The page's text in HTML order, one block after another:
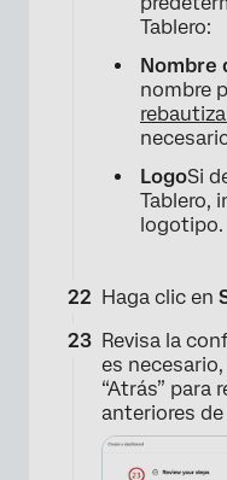
Tablero:
Nombre
nombre
LogoSi
Tablero,
logotipo.
Haga clic en
Revisa la
es
“Atrás” para
anteriores